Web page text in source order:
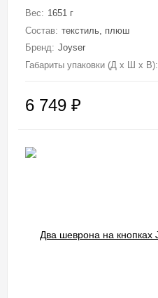
Вес: 1651 г
Состав: текстиль, плюш
Бренд: Joyser
Габариты упаковки (Д х Ш х В):
6 749 ₽